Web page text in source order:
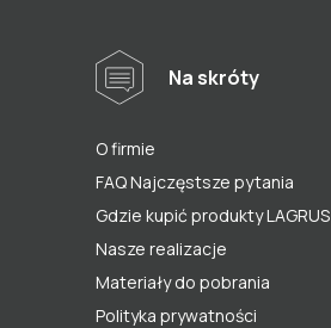
Na skróty
O firmie
FAQ Najczęstsze pytania
Gdzie kupić produkty LAGRUS
Nasze realizacje
Materiały do pobrania
Polityka prywatności